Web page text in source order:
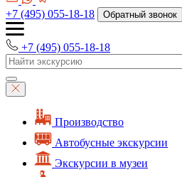
+7 (495) 055-18-18 Обратный звонок
+7 (495) 055-18-18
Производство
Автобусные экскурсии
Экскурсии в музеи